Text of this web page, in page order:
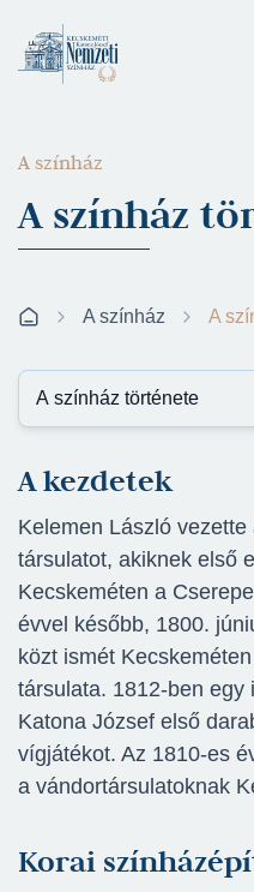
A színház
A színház
A színház A
A kezdetek
Kelemen László
társulatot, akiknek első
Kecskeméten a
évvel később, 1800.
közt ismét
társulata. 1812-ben egy
Katona József első
vígjátékot. Az 1810-es
a vándortársulatoknak
Korai